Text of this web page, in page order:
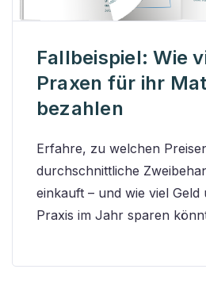
Fallbeispiel: Wie
Praxen für ihr
bezahlen
Erfahre, zu welchen
durchschnittliche
einkauft – und wie viel Geld
Praxis im Jahr sparen